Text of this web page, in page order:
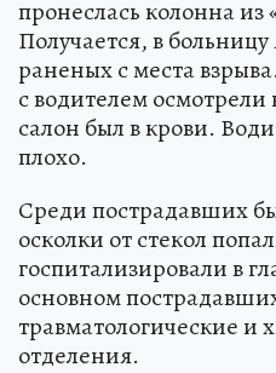
пронеслась колонна из
Получается, в
раненых с места
с водителем
салон был в крови.
плохо.
Среди пострадавших
осколки от стекол
госпитализировали в
основном
травматологические и
отделения.